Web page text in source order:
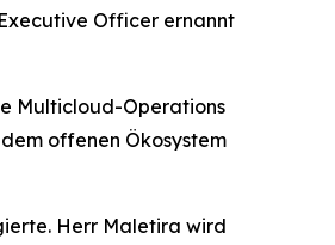
Officer ernannt
Multicloud-Operations
offenen Ökosystem
Herr Maletira wird